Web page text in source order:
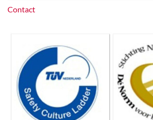
Contact